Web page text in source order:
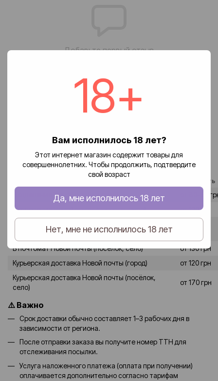
18+
Вам исполнилось 18 лет?
Этот интернет магазин содержит товары для
совершеннолетних. Чтобы продолжить, подтвердите
свой возраст
Да, мне исполнилось 18 лет
Нет, мне не исполнилось 18 лет
Добавьте первый отзыв
Написать отзыв
🚚 Стоимость доставки
Доставка заказов по Украине осуществляется службой
«Новая почта».
Стоимость
В отделение Новой почты (город)
от 80–90
В отделение Новой почты (посёлок, село)
от 120 грн
В почтомат Новой почты (город)
от 90-100
В почтомат Новой почты (посёлок, село)
от 130 грн
Курьерская доставка Новой почты (город)
от 120 грн
Курьерская доставка Новой почты (посёлок,
село)
от 170 грн
⚠️ Важно
Срок доставки обычно составляет 1–3 рабочих дня в
зависимости от региона.
После отправки заказа вы получите номер ТТН для
отслеживания посылки.
Услуга наложенного платежа (оплата при получении)
оплачивается дополнительно согласно тарифам